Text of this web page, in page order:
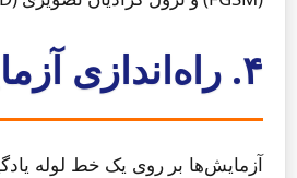
۴. راه‌اندازی آزمایشی
آزمایش‌ها بر روی یک خط لوله